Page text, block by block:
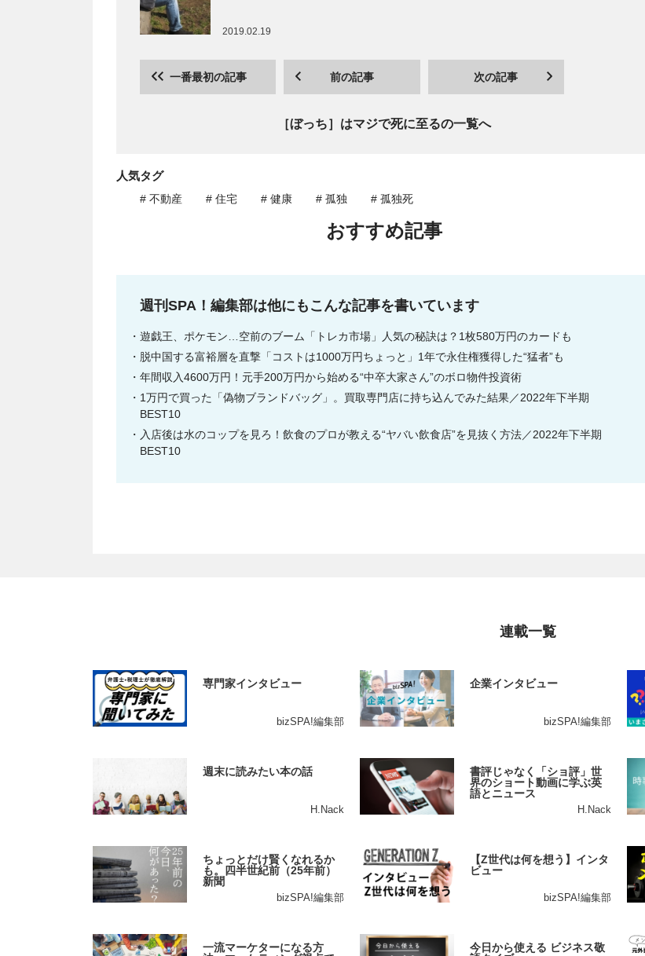
2019.02.19
一番最初の記事 前の記事 次の記事
［ぼっち］はマジで死に至るの一覧へ
人気タグ
# 不動産 # 住宅 # 健康 # 孤独 # 孤独死
おすすめ記事
週刊SPA！編集部は他にもこんな記事を書いています
遊戯王、ポケモン…空前のブーム「トレカ市場」人気の秘訣は？1枚580万円のカードも
脱中国する富裕層を直撃「コストは1000万円ちょっと」1年で永住権獲得した“猛者”も
年間収入4600万円！元手200万円から始める“中卒大家さん”のボロ物件投資術
1万円で買った「偽物ブランドバッグ」。買取専門店に持ち込んでみた結果／2022年下半期
BEST10
入店後は水のコップを見ろ！飲食のプロが教える“ヤバい飲食店”を見抜く方法／2022年下半期
BEST10
連載一覧
専門家インタビュー
bizSPA!編集部
企業インタビュー
bizSPA!編集部
週末に読みたい本の話
H.Nack
書評じゃなく「ショ評」世
界のショート動画に学ぶ英
語とニュース
H.Nack
ちょっとだけ賢くなれるか
も。四半世紀前（25年前）
新聞
bizSPA!編集部
【Z世代は何を想う】インタ
ビュー
bizSPA!編集部
一流マーケターになる方
今日から使える ビジネス敬